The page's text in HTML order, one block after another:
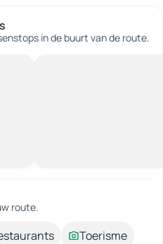
in de buurt van de route.
route.
Toerisme